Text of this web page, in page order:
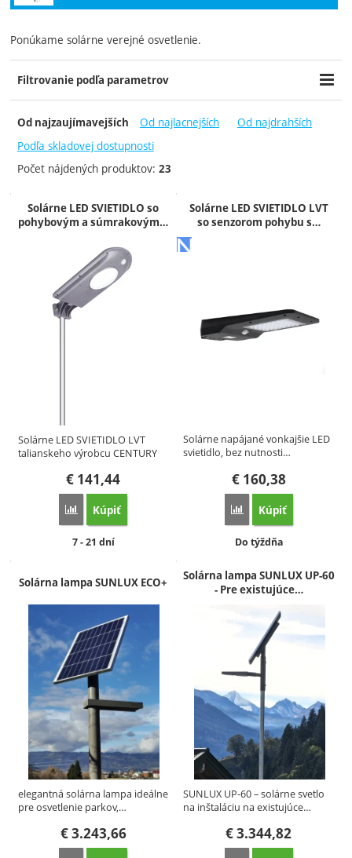
Ponúkame solárne verejné osvetlenie.
Filtrovanie podľa parametrov
Cena (€)
-
Výrobcovia
Best-LED
Century
ecoliGhts
PowerNeed
Dostupnosť
Do týždňa
Extra
Od najzaujímavejších Od najlacnejších
Od najdrahších
Podľa skladovej dostupnosti
Počet nájdených produktov: 23
Produkty
Solárne LED SVIETIDLO so
pohybovým a súmrakovým…
Solárne LED SVIETIDLO LVT
talianskeho výrobcu CENTURY
€ 141,44
Porovnať
Kúpiť
Dostupnosť:
7 - 21 dní
Solárne LED SVIETIDLO LVT
so senzorom pohybu s…
Solárne napájané vonkajšie LED
svietidlo, bez nutnosti…
€160,38
Porovnať
Kúpiť
Dostupnosť:
Do týždňa
Solárna lampa SUNLUX ECO+
elegantná solárna lampa ideálne
pre osvetlenie parkov,…
€3.243,66
Solárna lampa SUNLUX UP-60
- Pre existujúce…
SUNLUX UP-60 – solárne svetlo
na inštaláciu na existujúce…
€3.344,82